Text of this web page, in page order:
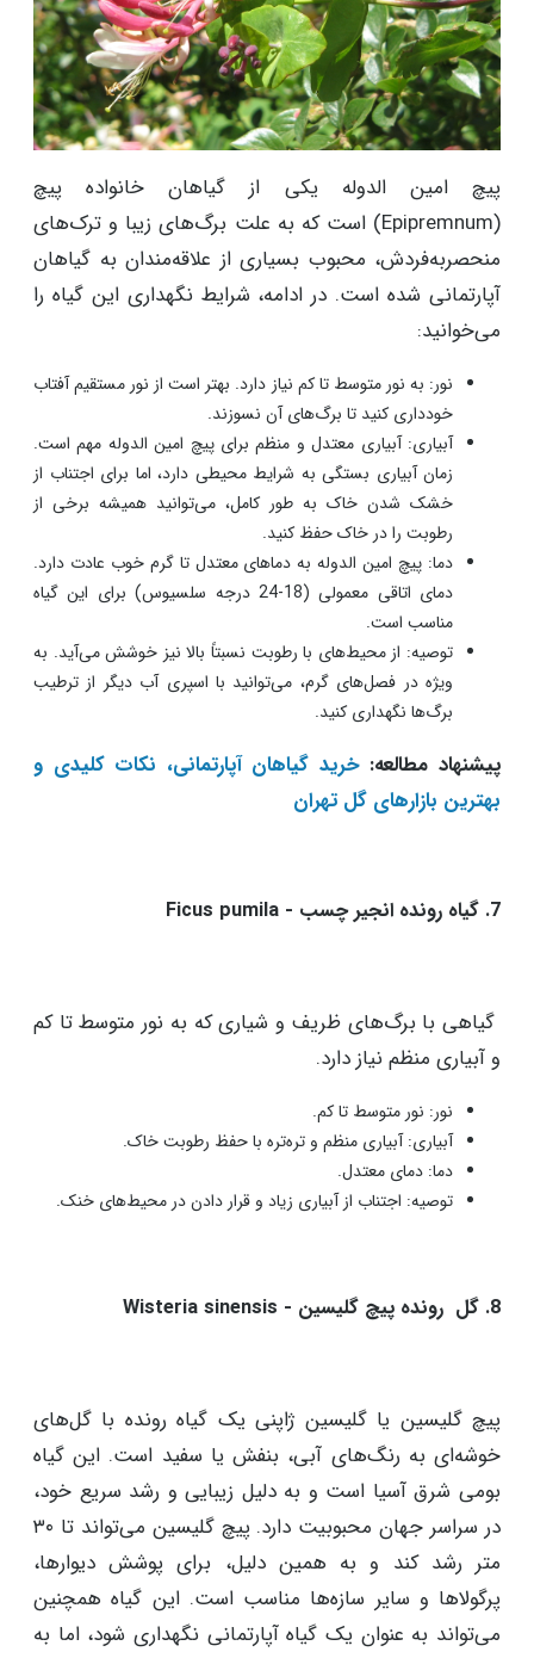
پیچ امین الدوله یکی از گیاهان خانواده پیچ
(Epipremnum) است که به علت برگ‌های زیبا و ترک‌های
منحصربه‌فردش، محبوب بسیاری از علاقه‌مندان به گیاهان
آپارتمانی شده است. در ادامه، شرایط نگهداری این گیاه را
می‌خوانید:
نور: به نور متوسط تا کم نیاز دارد. بهتر است از نور مستقیم آفتاب
خودداری کنید تا برگ‌های آن نسوزند.
آبیاری: آبیاری معتدل و منظم برای پیچ امین الدوله مهم است.
زمان آبیاری بستگی به شرایط محیطی دارد، اما برای اجتناب از
خشک شدن خاک به طور کامل، می‌توانید همیشه برخی از
رطوبت را در خاک حفظ کنید.
دما: پیچ امین الدوله به دماهای معتدل تا گرم خوب عادت دارد.
دمای اتاقی معمولی (18-24 درجه سلسیوس) برای این گیاه
مناسب است.
توصیه: از محیط‌های با رطوبت نسبتاً بالا نیز خوشش می‌آید. به
ویژه در فصل‌های گرم، می‌توانید با اسپری آب دیگر از ترطیب
برگ‌ها نگهداری کنید.
پیشنهاد مطالعه:خرید گیاهان آپارتمانی، نکات کلیدی و
بهترین بازارهای گل تهران
گیاهی با برگ‌های ظریف و شیاری که به نور متوسط تا کم
و آبیاری منظم نیاز دارد.
نور: نور متوسط تا کم.
آبیاری: آبیاری منظم و تره‌تره با حفظ رطوبت خاک.
دما: دمای معتدل.
توصیه: اجتناب از آبیاری زیاد و قرار دادن در محیط‌های خنک.
پیچ گلیسین یا گلیسین ژاپنی یک گیاه رونده با گل‌های
خوشه‌ای به رنگ‌های آبی، بنفش یا سفید است. این گیاه
بومی شرق آسیا است و به دلیل زیبایی و رشد سریع خود،
در سراسر جهان محبوبیت دارد. پیچ گلیسین می‌تواند تا ۳۰
متر رشد کند و به همین دلیل، برای پوشش دیوارها،
پرگولاها و سایر سازه‌ها مناسب است. این گیاه همچنین
می‌تواند به عنوان یک گیاه آپارتمانی نگهداری شود، اما به